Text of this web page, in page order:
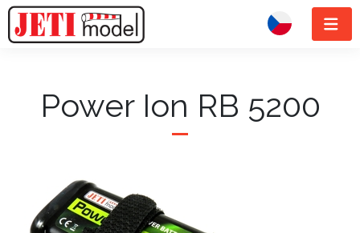
Power Ion RB 5200